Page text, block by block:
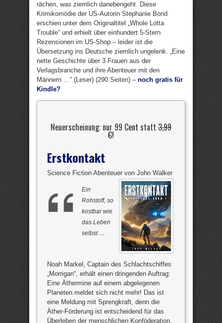
rächen, was ziemlich danebengeht. Diese
Krimikomödie der US-Autorin Stephanie Bond
erschien unter dem Originaltitel „Whole Lotta
Trouble“ und erhielt über einhundert 5-Stern
Rezensionen im US-Shop – leider ist die
Übersetzung ins Deutsche ziemlich ungelenk. „Eine
nette Geschichte über 3 Frauen aus der
Verlagsbranche und ihre Abenteuer mit den
Männern …“ (Leser) (290 Seiten) – noch gratis für
Kindle?
Neuerscheinung: nur 99 Cent statt 3,99
€!
Erstkontakt
Science Fiction Abenteuer von John Walker
Ein
Rohstoff, so
kostbar wie
das Leben
selbst …
Noah Markel, Captain des Schlachtschiffes
„Morrigan“, erhält einen dringenden Auftrag:
Eine Äthermine auf einem abgelegenen
Planeten meldet sich nicht mehr! Das ist
eine Meldung mit Sprengkraft, denn die
Äther-Förderung ist entscheidend für das
Überleben der menschlichen Konföderation.